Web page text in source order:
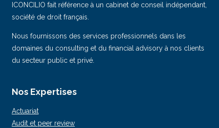
ICONCILIO fait référence à un cabinet de conseil indépendant,
société de droit français.
Nous fournissons des services professionnels dans les
domaines du consulting et du financial advisory à nos clients
du secteur public et privé.
Nos Expertises
Actuariat
Audit et peer review